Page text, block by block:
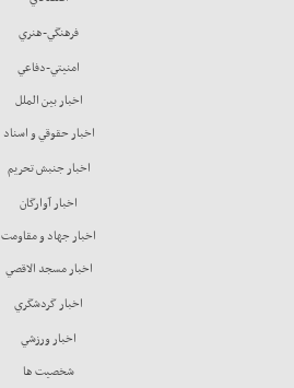
فرهنگي-هنري
امنيتي-دفاعي
اخبار بين الملل
اخبار حقوقي و اسناد
اخبار جنبش تحريم
اخبار آوارگان
اخبار جهاد و مقاومت
اخبار مسجد الاقصي
اخبار گردشگري
اخبار ورزشي
شخصيت ها